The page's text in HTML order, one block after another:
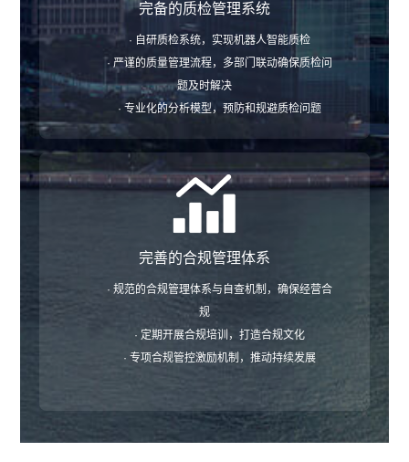
完备的质检管理系统
· 自研质检系统，实现机器人智能质检
· 严谨的质量管理流程，多部门联动确保质检问
题及时解决
· 专业化的分析模型，预防和规避质检问题
完善的合规管理体系
· 规范的合规管理体系与自查机制，确保经营合
规
· 定期开展合规培训，打造合规文化
· 专项合规管控激励机制，推动持续发展